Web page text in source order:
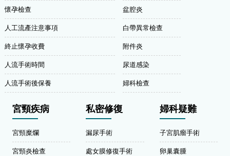
懷孕檢查
人工流產注意事項
終止懷孕收費
人流手術時間
人流手術後保養
盆腔炎
白帶異常檢查
附件炎
尿道感染
婦科檢查
宮頸疾病
宮頸糜爛
宮頸炎檢查
私密修復
漏尿手術
處女膜修復手術
婦科疑難
子宮肌瘤手術
卵巢囊腫